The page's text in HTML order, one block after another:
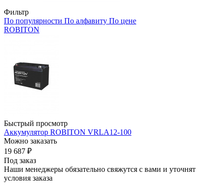
Фильтр
По популярности По алфавиту По цене
ROBITON
Быстрый просмотр
Аккумулятор ROBITON VRLA12-100
Можно заказать
19 687 ₽
Под заказ
Наши менеджеры обязательно свяжутся с вами и уточнят
условия заказа